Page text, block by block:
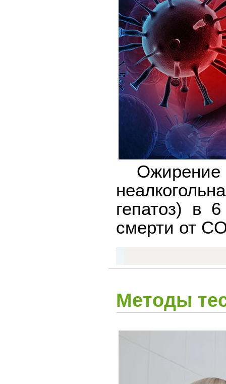
гепатоз) в
смерти от
Методы